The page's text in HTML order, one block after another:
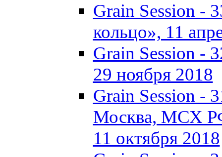
Grain Session -
кольцо», 11
Grain Session -
29 ноября 2018
Grain Session -
Москва, МСХ
11 октября 2018